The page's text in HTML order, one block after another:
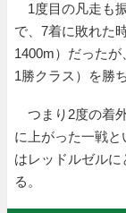
1度目の凡走も
で、7着に敗れた
1400m）だった
1勝クラス）を勝
つまり2度の着
に上がった一戦
はレッドルゼル
る。